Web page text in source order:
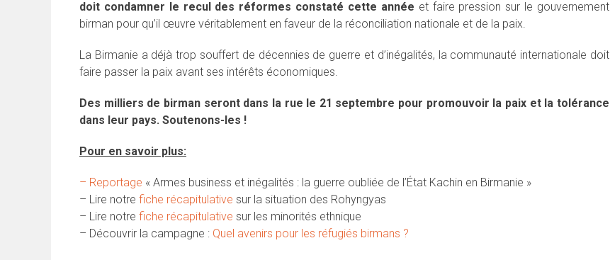
doit condamner le recul des réformes constaté cette année et faire pression sur le gouvernement
birman pour qu’il œuvre véritablement en faveur de la réconciliation nationale et de la paix.
La Birmanie a déjà trop souffert de décennies de guerre et d’inégalités, la communauté internationale doit
faire passer la paix avant ses intérêts économiques.
Des milliers de birman seront dans la rue le 21 septembre pour promouvoir la paix et la tolérance
dans leur pays. Soutenons-les !
Pour en savoir plus:
– Reportage « Armes business et inégalités : la guerre oubliée de l’État Kachin en Birmanie »
– Lire notre fiche récapitulative sur la situation des Rohyngyas
– Lire notre fiche récapitulative sur les minorités ethnique
– Découvrir la campagne : Quel avenirs pour les réfugiés birmans ?